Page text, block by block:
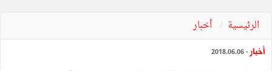
الرئيسية أخبار
أخبار - 2018.06.06